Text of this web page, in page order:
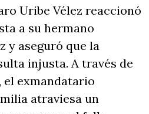
Uribe Vélez reaccionó
a su hermano
y aseguró que la
injusta. A través de
el exmandatario
atraviesa un